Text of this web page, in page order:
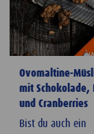
Ovomaltine-
mit Schokolade,
und Cranberries
Bist du auch ein